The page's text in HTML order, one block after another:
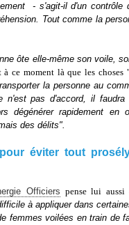
- s'agit-il d'un contrôle
Tout comme la
ôte elle-même son voile,
à ce moment là que les choses
la personne au
n'est pas d'accord, il
dégénérer rapidement
des délits".
éviter tout
Officiers pense lui aussi
à appliquer dans
femmes voilées en train de